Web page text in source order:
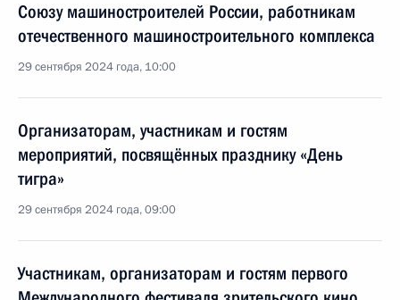
Союзу машиностроителей России, работникам
отечественного машиностроительного комплекса
29 сентября 2024 года, 10:00
Организаторам, участникам и гостям
мероприятий, посвящённых празднику «День
тигра»
29 сентября 2024 года, 09:00
Участникам, организаторам и гостям первого